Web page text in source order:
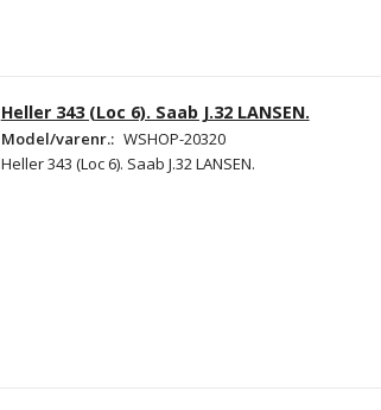
Heller 343 (Loc 6). Saab J.32 LANSEN.
Model/varenr.: WSHOP-20320
Heller 343 (Loc 6). Saab J.32 LANSEN.